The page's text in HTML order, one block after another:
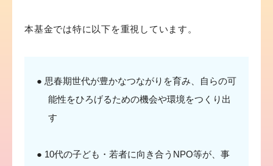
本基金では特に以下を重視しています。
思春期世代が豊かなつながりを育み、自らの可
能性をひろげるための機会や環境をつくり出
す
10代の子ども・若者に向き合うNPO等が、事